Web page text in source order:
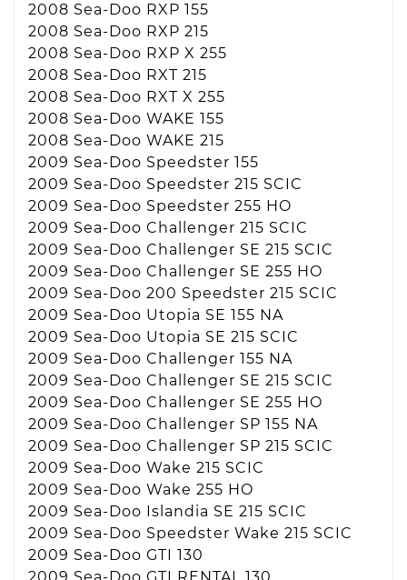
2008 Sea-Doo RXP 155
2008 Sea-Doo RXP 215
2008 Sea-Doo RXP X 255
2008 Sea-Doo RXT 215
2008 Sea-Doo RXT X 255
2008 Sea-Doo WAKE 155
2008 Sea-Doo WAKE 215
2009 Sea-Doo Speedster 155
2009 Sea-Doo Speedster 215 SCIC
2009 Sea-Doo Speedster 255 HO
2009 Sea-Doo Challenger 215 SCIC
2009 Sea-Doo Challenger SE 215 SCIC
2009 Sea-Doo Challenger SE 255 HO
2009 Sea-Doo 200 Speedster 215 SCIC
2009 Sea-Doo Utopia SE 155 NA
2009 Sea-Doo Utopia SE 215 SCIC
2009 Sea-Doo Challenger 155 NA
2009 Sea-Doo Challenger SE 215 SCIC
2009 Sea-Doo Challenger SE 255 HO
2009 Sea-Doo Challenger SP 155 NA
2009 Sea-Doo Challenger SP 215 SCIC
2009 Sea-Doo Wake 215 SCIC
2009 Sea-Doo Wake 255 HO
2009 Sea-Doo Islandia SE 215 SCIC
2009 Sea-Doo Speedster Wake 215 SCIC
2009 Sea-Doo GTI 130